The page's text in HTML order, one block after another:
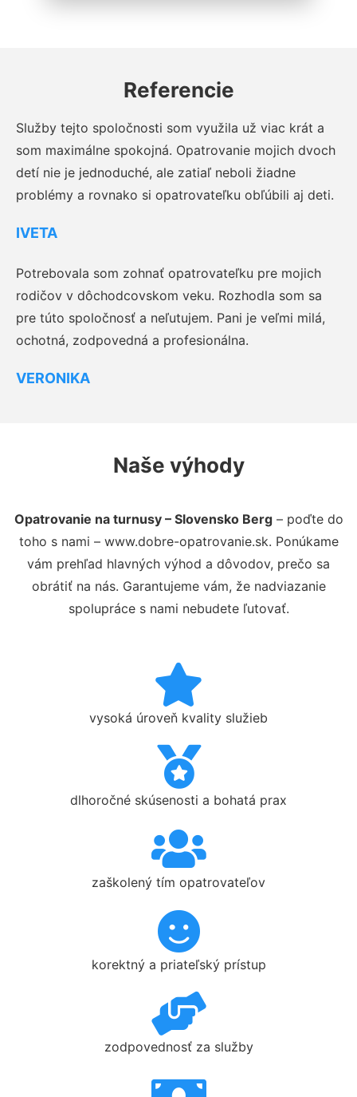
Referencie
Služby tejto spoločnosti som využila už viac krát a
som maximálne spokojná. Opatrovanie mojich dvoch
detí nie je jednoduché, ale zatiaľ neboli žiadne
problémy a rovnako si opatrovateľku obľúbili aj deti.
IVETA
Potrebovala som zohnať opatrovateľku pre mojich
rodičov v dôchodcovskom veku. Rozhodla som sa
pre túto spoločnosť a neľutujem. Pani je veľmi milá,
ochotná, zodpovedná a profesionálna.
VERONIKA
Naše výhody
Opatrovanie na turnusy – Slovensko Berg– poďte do
toho s nami – www.dobre-opatrovanie.sk. Ponúkame
vám prehľad hlavných výhod a dôvodov, prečo sa
obrátiť na nás. Garantujeme vám, že nadviazanie
spolupráce s nami nebudete ľutovať.
vysoká úroveň kvality služieb
dlhoročné skúsenosti a bohatá prax
zaškolený tím opatrovateľov
korektný a priateľský prístup
zodpovednosť za služby